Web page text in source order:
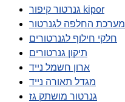
גנרטור קיפור kipor
מערכת החלפה לגנרטור
חלקי חילוף לגנרטורים
תיקון גנרטורים
ארון חשמל נייד
מגדל תאורה נייד
גנרטור מושתק גז